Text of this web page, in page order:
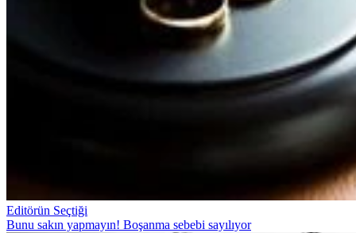
Editörün Seçtiği
Bunu sakın yapmayın! Boşanma sebebi sayılıyor